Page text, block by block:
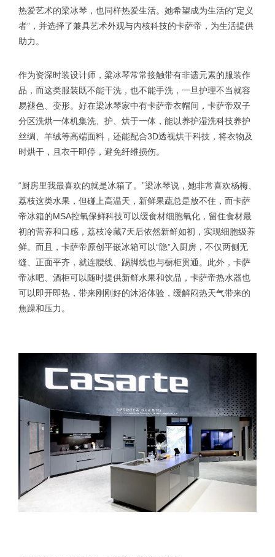
热爱艺术的梁冰琴，也同样热爱生活。她希望成为生活的“定义
者”，并选择了兼具艺术外观与内核科技的卡萨帝，为生活提供
助力。
作为资深时装设计师，梁冰琴常常接触带有非遗元素的服装作
品，而这类服装既不能干洗，也不能手洗，一旦护理不当就容
易褪色、变形。好在梁冰琴家中有卡萨帝衣帽间，卡萨帝双子
分区洗烘一体机集洗、护、烘于一体，能以养护湿洗科技养护
丝绸、羊绒等高端面料，还能配合3D透视烘干科技，将衣物及
时烘干，且衣干即停，避免纤维损伤。
“厨房里我最喜欢的就是冰箱了。”梁冰琴说，她非常喜欢杨梅、
荔枝这类水果，但碰上高温天，新鲜果蔬总是放不住，而卡萨
帝冰箱的MSA控氧保鲜科技可以缓食材细胞氧化，留住食材最
初的营养和口感，荔枝冷藏7天后依然新鲜如初，实现细胞级养
鲜。而且，卡萨帝原创平嵌冰箱可以“隐”入厨房，不仅两侧无
缝、正面平齐，就连腰线、踢脚线也与橱柜贯通。此外，卡萨
帝冰吧、酒柜可以随时提供新鲜水果和饮品，卡萨帝热水器也
可以即开即热，带来刚刚好的沐浴体验，缓解闷热天气带来的
焦躁和压力。